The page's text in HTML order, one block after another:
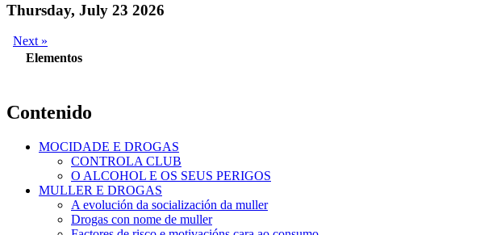
Thursday, July 23 2026
Next »
Elementos
Contenido
MOCIDADE E DROGAS
CONTROLA CLUB
O ALCOHOL E OS SEUS PERIGOS
MULLER E DROGAS
A evolución da socialización da muller
Drogas con nome de muller